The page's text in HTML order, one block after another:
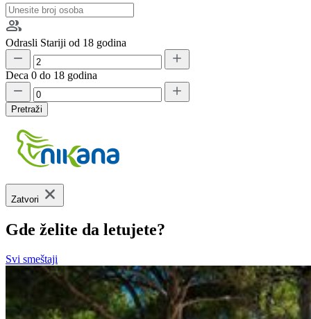
Odrasli Stariji od 18 godina
Deca 0 do 18 godina
Pretraži
Zatvori
Gde želite da letujete?
Svi smeštaji